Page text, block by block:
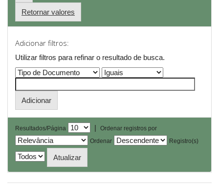
Retornar valores
Adicionar filtros:
Utilizar filtros para refinar o resultado de busca.
Resultados/Página |
Ordenar registros por
Ordenar
Registro(s)